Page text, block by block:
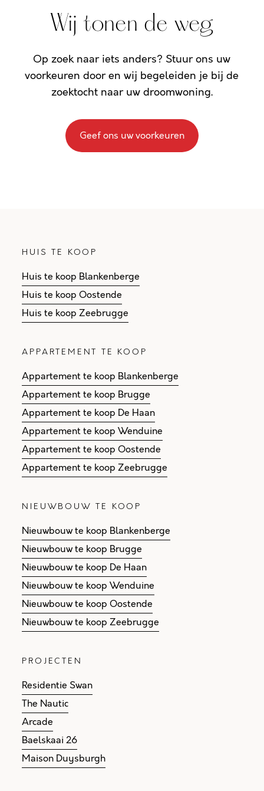
Wij tonen de weg
Op zoek naar iets anders? Stuur ons uw
voorkeuren door en wij begeleiden je bij de
zoektocht naar uw droomwoning.
Geef ons uw voorkeuren
HUIS TE KOOP
Huis te koop Blankenberge
Huis te koop Oostende
Huis te koop Zeebrugge
APPARTEMENT TE KOOP
Appartement te koop Blankenberge
Appartement te koop Brugge
Appartement te koop De Haan
Appartement te koop Wenduine
Appartement te koop Oostende
Appartement te koop Zeebrugge
NIEUWBOUW TE KOOP
Nieuwbouw te koop Blankenberge
Nieuwbouw te koop Brugge
Nieuwbouw te koop De Haan
Nieuwbouw te koop Wenduine
Nieuwbouw te koop Oostende
Nieuwbouw te koop Zeebrugge
PROJECTEN
Residentie Swan
The Nautic
Arcade
Baelskaai 26
Maison Duysburgh